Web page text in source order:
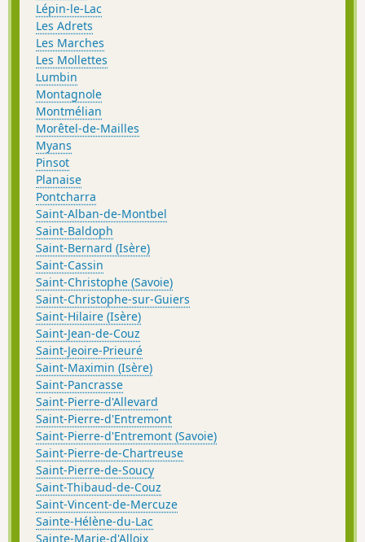
Lépin-le-Lac
Les Adrets
Les Marches
Les Mollettes
Lumbin
Montagnole
Montmélian
Morêtel-de-Mailles
Myans
Pinsot
Planaise
Pontcharra
Saint-Alban-de-Montbel
Saint-Baldoph
Saint-Bernard (Isère)
Saint-Cassin
Saint-Christophe (Savoie)
Saint-Christophe-sur-Guiers
Saint-Hilaire (Isère)
Saint-Jean-de-Couz
Saint-Jeoire-Prieuré
Saint-Maximin (Isère)
Saint-Pancrasse
Saint-Pierre-d'Allevard
Saint-Pierre-d'Entremont
Saint-Pierre-d'Entremont (Savoie)
Saint-Pierre-de-Chartreuse
Saint-Pierre-de-Soucy
Saint-Thibaud-de-Couz
Saint-Vincent-de-Mercuze
Sainte-Hélène-du-Lac
Sainte-Marie-d'Alloix